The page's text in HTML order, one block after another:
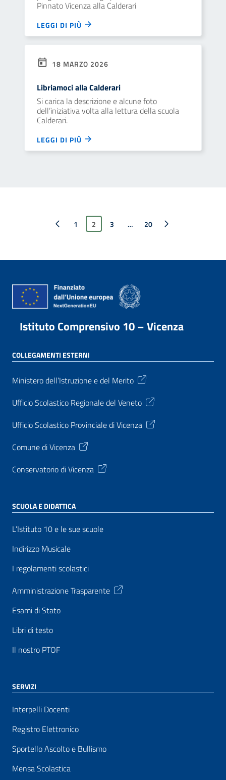
Pinnato Vicenza alla Calderari
LEGGI DI PIÙ
18 MARZO 2026
Libriamoci alla Calderari
Si carica la descrizione e alcune foto
dell’iniziativa volta alla lettura della scuola
Calderari.
LEGGI DI PIÙ
Pagina precedente
1 2 3 … 20
Pagina successiva
Istituto Comprensivo 10 – Vicenza
COLLEGAMENTI ESTERNI
Ministero dell’Istruzione e del Merito
Ufficio Scolastico Regionale del Veneto
Ufficio Scolastico Provinciale di Vicenza
Comune di Vicenza
Conservatorio di Vicenza
SCUOLA E DIDATTICA
L’Istituto 10 e le sue scuole
Indirizzo Musicale
I regolamenti scolastici
Amministrazione Trasparente
Esami di Stato
Libri di testo
Il nostro PTOF
SERVIZI
Interpelli Docenti
Registro Elettronico
Sportello Ascolto e Bullismo
Mensa Scolastica